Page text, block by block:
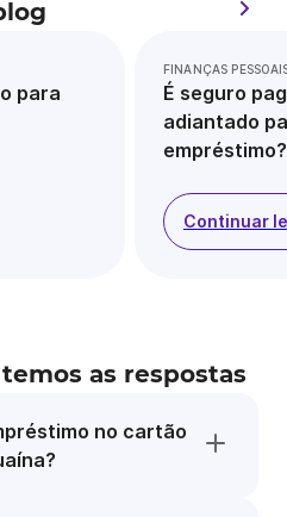
para
FINANÇAS
É seguro
adiantado
empréstimo?
Continuar
as respostas
no cartão